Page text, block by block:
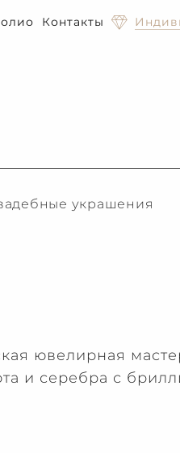
Контакты
украшения
ювелирная
и серебра с